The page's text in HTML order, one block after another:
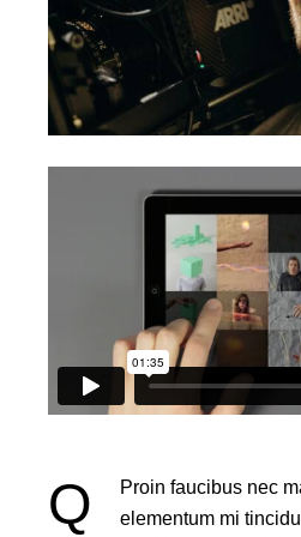
Q
Proin faucibus nec
elementum mi